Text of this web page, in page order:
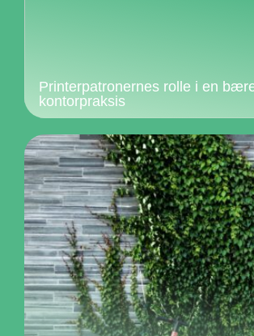
Printerpatronernes rolle i en
kontorpraksis